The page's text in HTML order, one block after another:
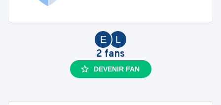
L
E
2 fans
DEVENIR FAN